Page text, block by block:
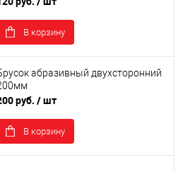
В корзину
абразивный двухсторонний
руб. / шт
В корзину